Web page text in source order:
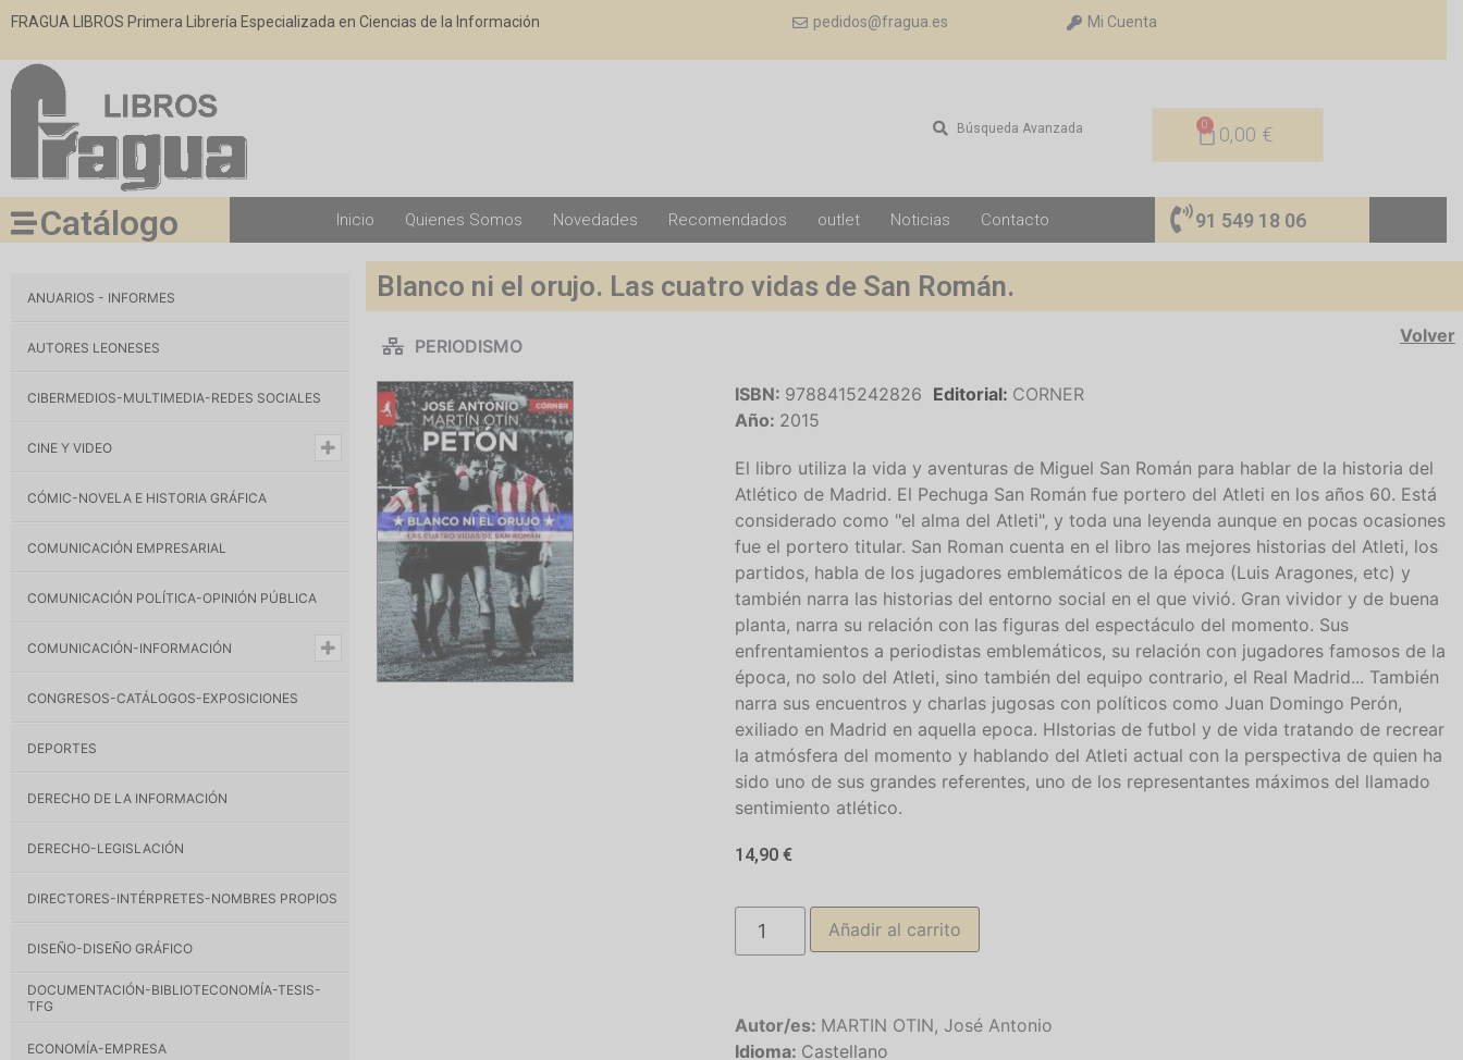
FRAGUA LIBROS Primera Librería Especializada en Ciencias de la Información pedidos@fragua.es Mi Cuenta
Búsqueda Avanzada 0,00 €
0
Catálogo Inicio Quienes Somos Novedades Recomendados outlet Noticias Contacto 91 549 18 06
ANUARIOS - INFORMES
AUTORES LEONESES
CIBERMEDIOS-MULTIMEDIA-REDES SOCIALES
CINE Y VIDEO
CÓMIC-NOVELA E HISTORIA GRÁFICA
COMUNICACIÓN EMPRESARIAL
COMUNICACIÓN POLÍTICA-OPINIÓN PÚBLICA
COMUNICACIÓN-INFORMACIÓN
CONGRESOS-CATÁLOGOS-EXPOSICIONES
DEPORTES
DERECHO DE LA INFORMACIÓN
DERECHO-LEGISLACIÓN
DIRECTORES-INTÉRPRETES-NOMBRES PROPIOS
DISEÑO-DISEÑO GRÁFICO
DOCUMENTACIÓN-BIBLIOTECONOMÍA-TESIS-
TFG
ECONOMÍA-EMPRESA
Blanco ni el orujo. Las cuatro vidas de San Román.
PERIODISMO Volver
ISBN: 9788415242826 Editorial: CORNER
Año: 2015
El libro utiliza la vida y aventuras de Miguel San Román para hablar de la historia del
Atlético de Madrid. El Pechuga San Román fue portero del Atleti en los años 60. Está
considerado como "el alma del Atleti", y toda una leyenda aunque en pocas ocasiones
fue el portero titular. San Roman cuenta en el libro las mejores historias del Atleti, los
partidos, habla de los jugadores emblemáticos de la época (Luis Aragones, etc) y
también narra las historias del entorno social en el que vivió. Gran vividor y de buena
planta, narra su relación con las figuras del espectáculo del momento. Sus
enfrentamientos a periodistas emblemáticos, su relación con jugadores famosos de la
época, no solo del Atleti, sino también del equipo contrario, el Real Madrid... También
narra sus encuentros y charlas jugosas con políticos como Juan Domingo Perón,
exiliado en Madrid en aquella epoca. HIstorias de futbol y de vida tratando de recrear
la atmósfera del momento y hablando del Atleti actual con la perspectiva de quien ha
sido uno de sus grandes referentes, uno de los representantes máximos del llamado
sentimiento atlético.
14,90€
Añadir al carrito
Autor/es: MARTIN OTIN, José Antonio
Idioma: Castellano